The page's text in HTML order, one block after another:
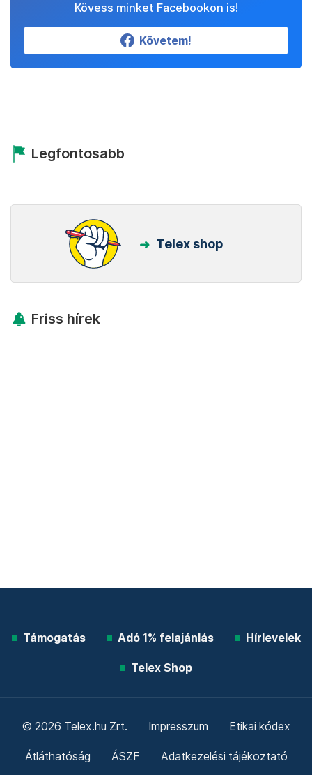
Kövess minket Facebookon is!
Követem!
Legfontosabb
Telex shop
Friss hírek
Támogatás Adó 1% felajánlás Hírlevelek
Telex Shop
© 2026 Telex.hu Zrt. Impresszum Etikai kódex
Átláthatóság ÁSZF Adatkezelési tájékoztató